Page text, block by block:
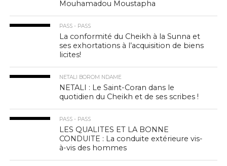
Mouhamadou Moustapha
PASS - PASS
La conformité du Cheikh à la Sunna et
ses exhortations à l’acquisition de biens
licites!
NETALI BOROM NDAME
NETALI : Le Saint-Coran dans le
quotidien du Cheikh et de ses scribes !
PASS - PASS
LES QUALITES ET LA BONNE
CONDUITE : La conduite extérieure vis-
à-vis des hommes